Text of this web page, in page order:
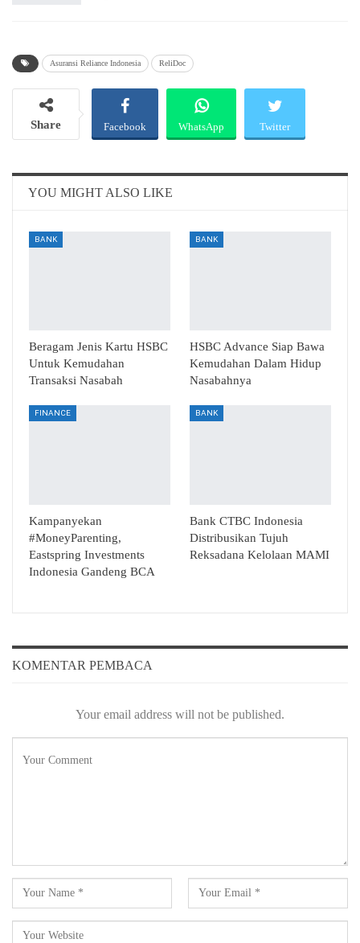
Asuransi Reliance Indonesia ReliDoc
Share Facebook WhatsApp Twitter
Email
YOU MIGHT ALSO LIKE
BANK
Beragam Jenis Kartu HSBC
Untuk Kemudahan
Transaksi Nasabah
BANK
HSBC Advance Siap Bawa
Kemudahan Dalam Hidup
Nasabahnya
FINANCE
Kampanyekan
#MoneyParenting,
Eastspring Investments
Indonesia Gandeng BCA
BANK
Bank CTBC Indonesia
Distribusikan Tujuh
Reksadana Kelolaan MAMI
KOMENTAR PEMBACA
Your email address will not be published.